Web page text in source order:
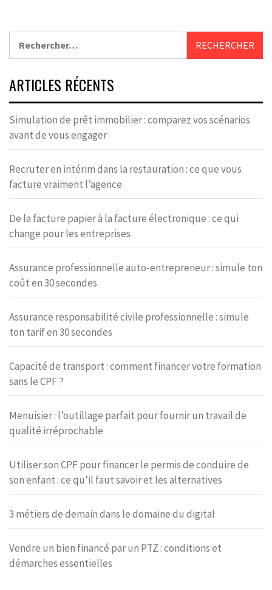
ARTICLES RÉCENTS
Simulation de prêt immobilier : comparez vos scénarios
avant de vous engager
Recruter en intérim dans la restauration : ce que vous
facture vraiment l’agence
De la facture papier à la facture électronique : ce qui
change pour les entreprises
Assurance professionnelle auto-entrepreneur : simule ton
coût en 30 secondes
Assurance responsabilité civile professionnelle : simule
ton tarif en 30 secondes
Capacité de transport : comment financer votre formation
sans le CPF ?
Menuisier : l’outillage parfait pour fournir un travail de
qualité irréprochable
Utiliser son CPF pour financer le permis de conduire de
son enfant : ce qu’il faut savoir et les alternatives
3 métiers de demain dans le domaine du digital
Vendre un bien financé par un PTZ : conditions et
démarches essentielles